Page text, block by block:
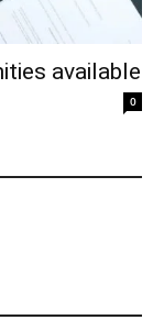
available
0